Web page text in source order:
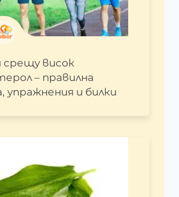
срещу висок
– правилна
упражнения и билки